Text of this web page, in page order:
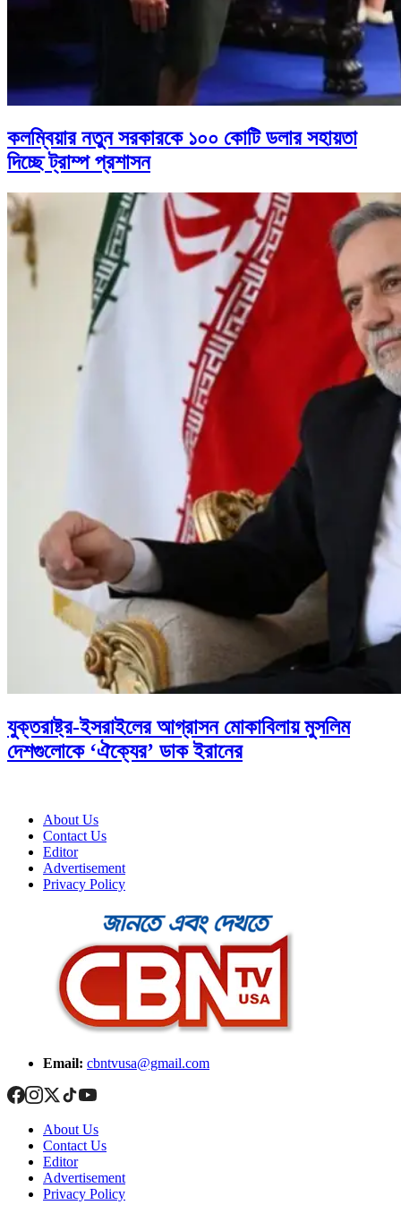
কলম্বিয়ার নতুন সরকারকে ১০০ কোটি ডলার সহায়তা
দিচ্ছে ট্রাম্প প্রশাসন
যুক্তরাষ্ট্র-ইসরাইলের আগ্রাসন মোকাবিলায় মুসলিম
দেশগুলোকে ‘ঐক্যের’ ডাক ইরানের
About Us
Contact Us
Editor
Advertisement
Privacy Policy
Email: cbntvusa@gmail.com
About Us
Contact Us
Editor
Advertisement
Privacy Policy